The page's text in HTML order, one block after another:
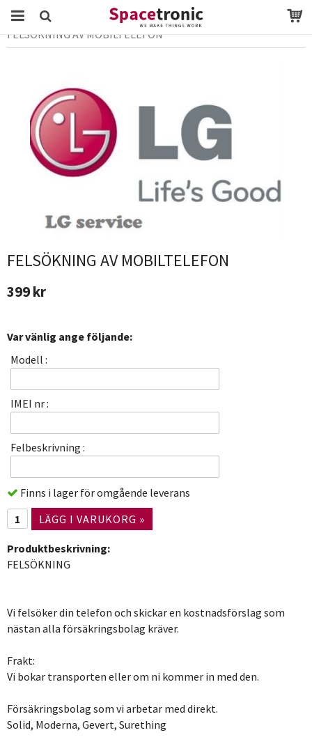
Startsida
Kostnadsförslag
FELSÖKNING AV MOBILTELEFON
FELSÖKNING AV MOBILTELEFON
399 kr
Var vänlig ange följande:
Modell :
IMEI nr :
Felbeskrivning :
Finns i lager för omgående leverans
LÄGG I VARUKORG »
Produktbeskrivning:
FELSÖKNING
Vi felsöker din telefon och skickar en kostnadsförslag som
nästan alla försäkringsbolag kräver.
Frakt:
Vi bokar transporten eller om ni kommer in med den.
Försäkringsbolag som vi arbetar med direkt.
Solid, Moderna, Gevert, Surething